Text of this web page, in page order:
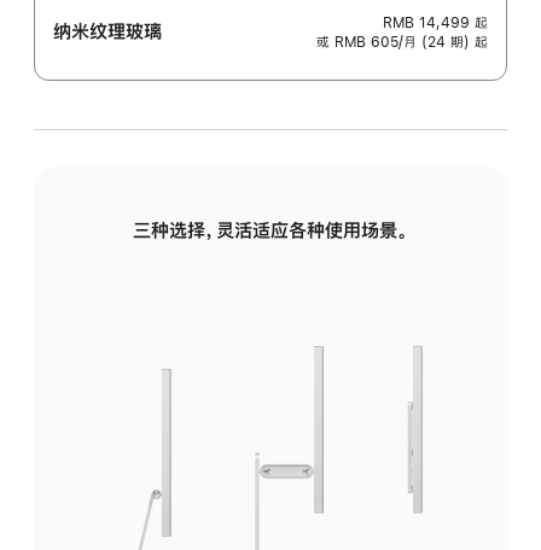
纳米纹理玻璃 RMB 14,499 起
或 RMB 605/月 (24 期) 起
三种选择，灵活适应各种使用场景。